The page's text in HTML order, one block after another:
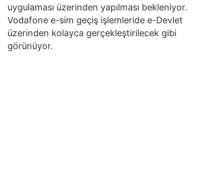
uygulaması üzerinden yapılması bekleniyor.
Vodafone e-sim geçiş işlemleride e-Devlet
üzerinden kolayca gerçekleştirilecek gibi
görünüyor.